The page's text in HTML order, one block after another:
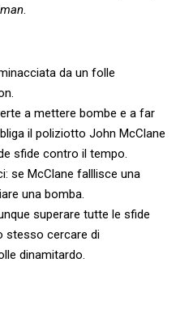
.
da un folle
a mettere bombe e a far
il poliziotto John McClane
sfide contro il tempo.
se McClane falllisce una
una bomba.
superare tutte le sfide
stesso cercare di
dinamitardo.